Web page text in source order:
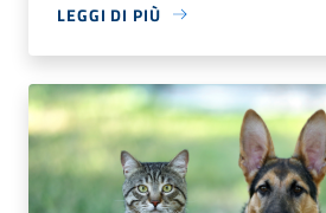
LEGGI DI PIÙ